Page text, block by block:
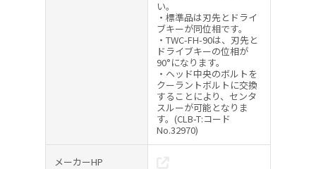
い。
・標準品は刃先とドライ
ブキーが同位相です。
・TWC-FH-90は、刃先と
ドライブキーの位相が
90°になります。
・ヘッド中央のボルトを
クーラントボルトに交換
することにより、センタ
スルーが可能となりま
す。(CLB-T:コード
No.32970)
メーカーHP